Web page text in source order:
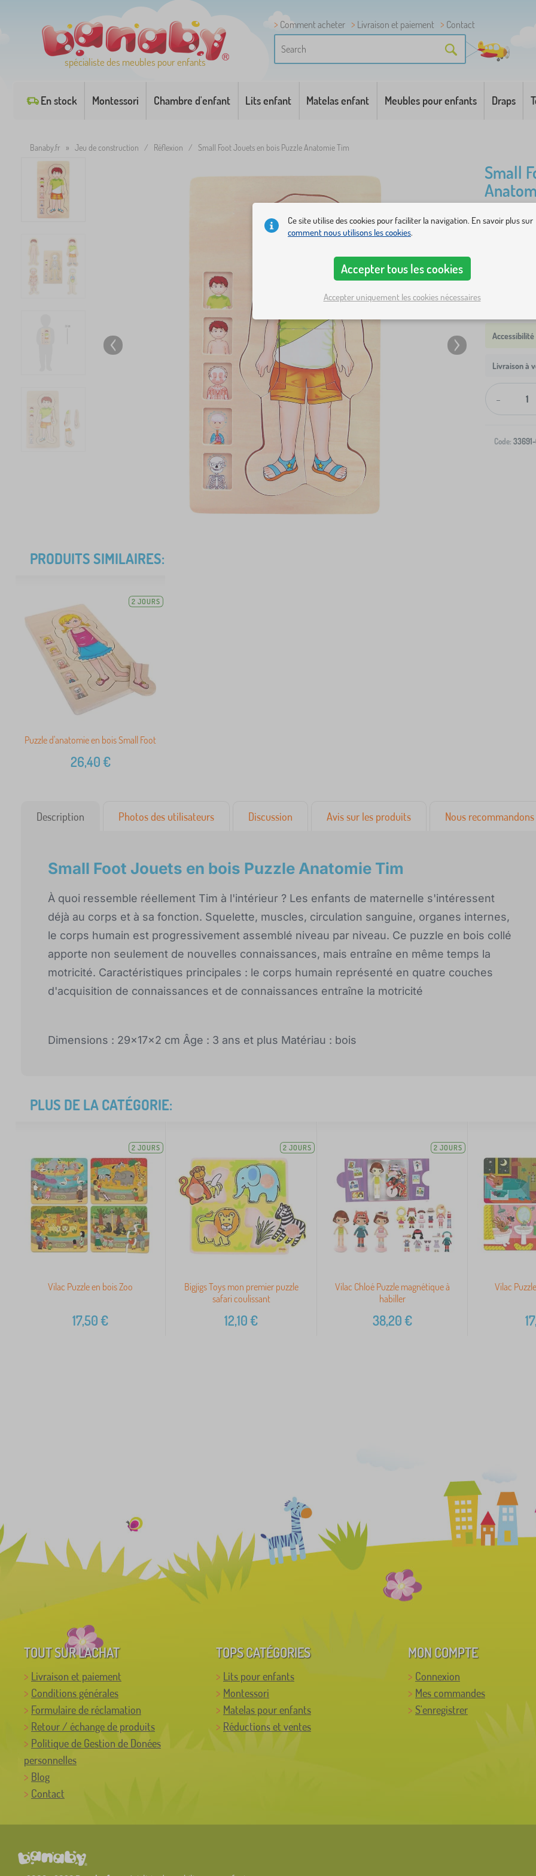
spécialiste des meubles pour enfants
Comment acheter Livraison et paiement
Contact
En stock Montessori Chambre d'enfant Lits enfant Matelas enfant Meubles pour enfants Draps
Banaby.fr » Jeu de construction / Réflexion / Small Foot Jouets en bois Puzzle Anatomie Tim
Small
À quoi
muscles,
Livraison à
-
Code:
PRODUITS SIMILAIRES:
2 JOURS
Puzzle d'anatomie en bois Small Foot
26,40€
Description Photos des utilisateurs Discussion Avis sur les produits Nous
Small Foot Jouets en bois Puzzle Anatomie Tim
À quoi ressemble réellement Tim à l'intérieur ? Les enfants de maternelle s'intéressent
déjà au corps et à sa fonction. Squelette, muscles, circulation sanguine, organes internes,
le corps humain est progressivement assemblé niveau par niveau. Ce puzzle en bois collé
apporte non seulement de nouvelles connaissances, mais entraîne en même temps la
motricité. Caractéristiques principales : le corps humain représenté en quatre couches
d'acquisition de connaissances et de connaissances entraîne la motricité
Dimensions : 29x17x2 cm Âge : 3 ans et plus Matériau : bois
PLUS DE LA CATÉGORIE:
2 JOURS
Vilac Puzzle en bois Zoo
17,50€
2 JOURS
Bigjigs Toys mon premier puzzle
safari coulissant
12,10€
2 JOURS
Vilac Chloé Puzzle magnétique à
habiller
38,20€
Vilac
TOUT SUR L'ACHAT
Livraison et paiement
Conditions générales
Formulaire de réclamation
Retour / échange de produits
Politique de Gestion de Donées
personnelles
Blog
Contact
TOPS CATÉGORIES
Lits pour enfants
Montessori
Matelas pour enfants
Réductions et ventes
MON COMPTE
Connexion
Mes commandes
S'enregistrer
Ce site utilise des cookies pour faciliter la navigation. En savoir plus sur
comment nous utilisons les cookies.
Accepter tous les cookies
Accepter uniquement les cookies nécessaires